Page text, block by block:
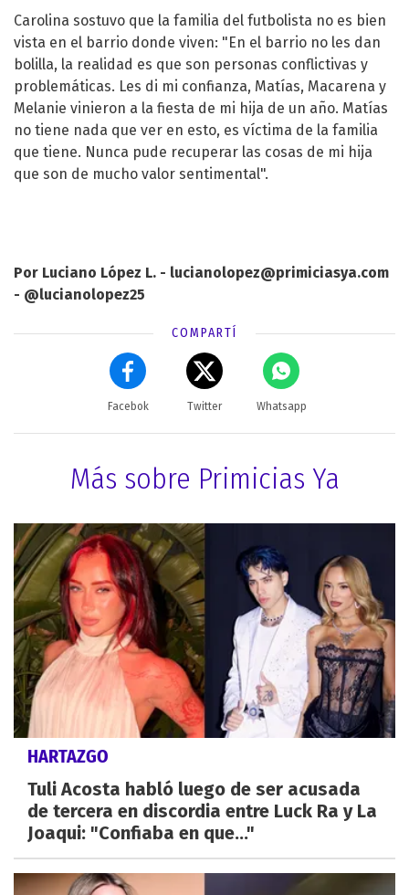
Carolina sostuvo que la familia del futbolista no es bien
vista en el barrio donde viven: "En el barrio no les dan
bolilla, la realidad es que son personas conflictivas y
problemáticas. Les di mi confianza, Matías, Macarena y
Melanie vinieron a la fiesta de mi hija de un año. Matías
no tiene nada que ver en esto, es víctima de la familia
que tiene. Nunca pude recuperar las cosas de mi hija
que son de mucho valor sentimental".
Por Luciano López L. - lucianolopez@primiciasya.com
- @lucianolopez25
COMPARTÍ
Facebok Twitter Whatsapp
Más sobre Primicias Ya
HARTAZGO
Tuli Acosta habló luego de ser acusada
de tercera en discordia entre Luck Ra y La
Joaqui: "Confiaba en que..."